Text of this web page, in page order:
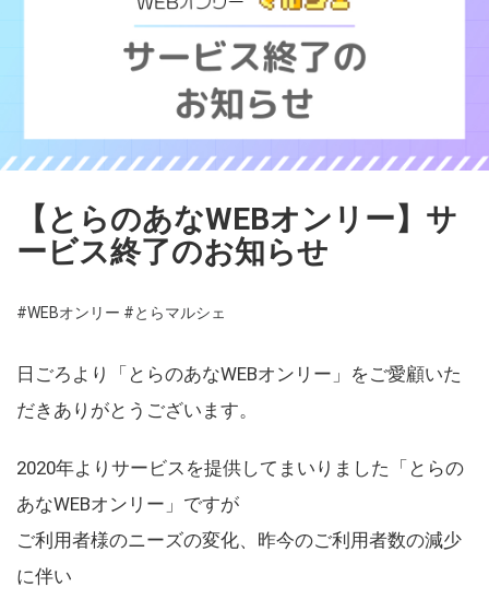
【とらのあなWEBオンリー】サ
ービス終了のお知らせ
#WEBオンリー #とらマルシェ
日ごろより「とらのあなWEBオンリー」をご愛顧いた
だきありがとうございます。
2020年よりサービスを提供してまいりました「とらの
あなWEBオンリー」ですが
ご利用者様のニーズの変化、昨今のご利用者数の減少
に伴い